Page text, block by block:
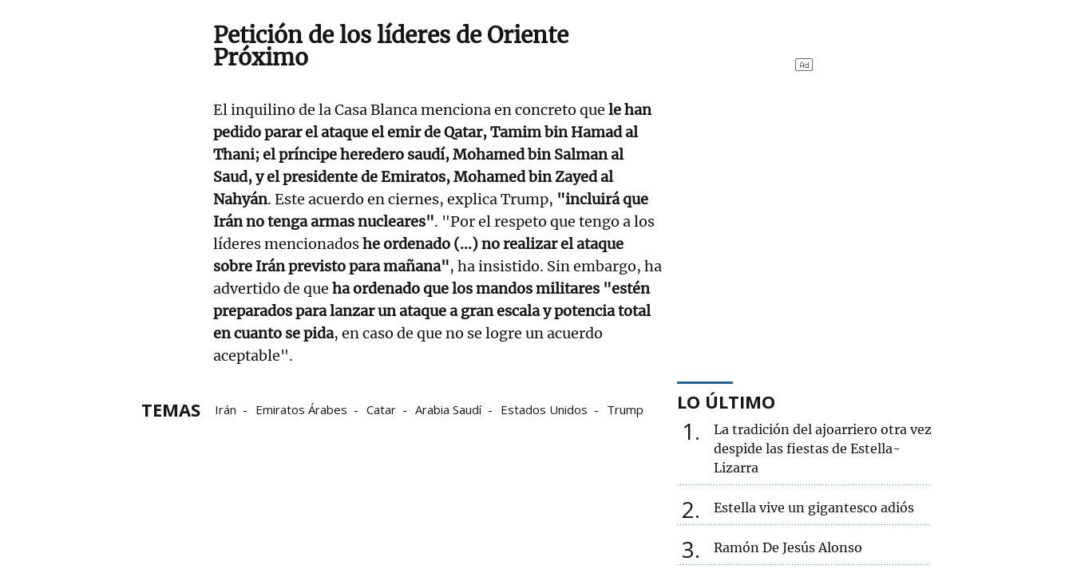
Petición de los líderes de Oriente
Próximo
El inquilino de la Casa Blanca menciona en concreto que le han
pedido parar el ataque el emir de Qatar, Tamim bin Hamad al
Thani; el príncipe heredero saudí, Mohamed bin Salman al
Saud, y el presidente de Emiratos, Mohamed bin Zayed al
Nahyán. Este acuerdo en ciernes, explica Trump, "incluirá que
Irán no tenga armas nucleares". "Por el respeto que tengo a los
líderes mencionadoshe ordenado (...) no realizar el ataque
sobre Irán previsto para mañana", ha insistido. Sin embargo, ha
advertido de que ha ordenado que los mandos militares "estén
preparados para lanzar un ataque a gran escala y potencia total
en cuanto se pida, en caso de que no se logre un acuerdo
aceptable".
TEMAS Irán Emiratos Árabes Catar Arabia Saudí Estados Unidos Trump LO ÚLTIMO
1
La tradición del ajoarriero otra vez
despide las fiestas de Estella-
Lizarra
2 Estella vive un gigantesco adiós
3 Ramón De Jesús Alonso